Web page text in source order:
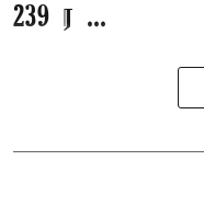
239 ர ...